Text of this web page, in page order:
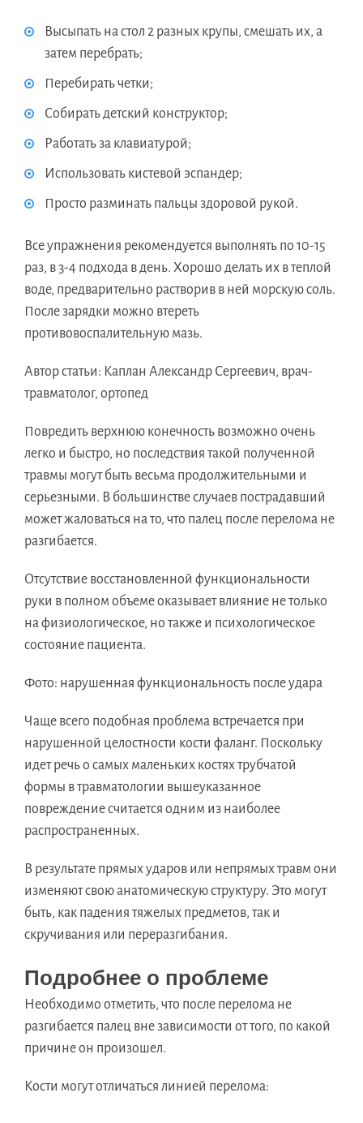
Высыпать на стол 2 разных крупы, смешать их, а
затем перебрать;
Перебирать четки;
Собирать детский конструктор;
Работать за клавиатурой;
Использовать кистевой эспандер;
Просто разминать пальцы здоровой рукой.
Все упражнения рекомендуется выполнять по 10-15
раз, в 3-4 подхода в день. Хорошо делать их в теплой
воде, предварительно растворив в ней морскую соль.
После зарядки можно втереть
противовоспалительную мазь.
Автор статьи: Каплан Александр Сергеевич, врач-
травматолог, ортопед
Повредить верхнюю конечность возможно очень
легко и быстро, но последствия такой полученной
травмы могут быть весьма продолжительными и
серьезными. В большинстве случаев пострадавший
может жаловаться на то, что палец после перелома не
разгибается.
Отсутствие восстановленной функциональности
руки в полном объеме оказывает влияние не только
на физиологическое, но также и психологическое
состояние пациента.
Фото: нарушенная функциональность после удара
Чаще всего подобная проблема встречается при
нарушенной целостности кости фаланг. Поскольку
идет речь о самых маленьких костях трубчатой
формы в травматологии вышеуказанное
повреждение считается одним из наиболее
распространенных.
В результате прямых ударов или непрямых травм они
изменяют свою анатомическую структуру. Это могут
быть, как падения тяжелых предметов, так и
скручивания или переразгибания.
Подробнее о проблеме
Необходимо отметить, что после перелома не
разгибается палец вне зависимости от того, по какой
причине он произошел.
Кости могут отличаться линией перелома: